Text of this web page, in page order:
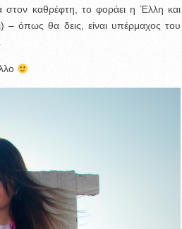
στον καθρέφτη, το φοράει η Έλλη και
– όπως θα δεις, είναι υπέρμαχος του